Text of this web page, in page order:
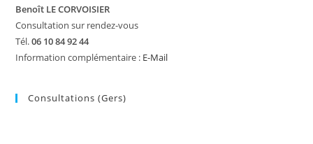
Benoît LE CORVOISIER
Consultation sur rendez-vous
Tél.06 10 84 92 44
Information complémentaire : E-Mail
Consultations (Gers)